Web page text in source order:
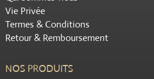
Vie Privée
Termes & Conditions
Retour & Remboursement
NOS PRODUITS